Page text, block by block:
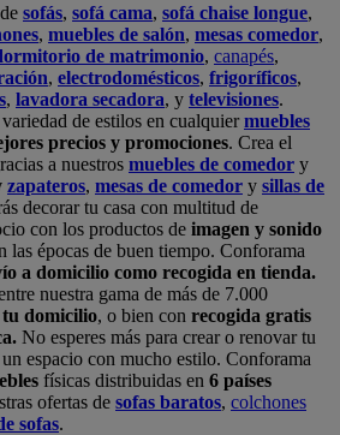
sofás, sofá cama, sofá chaise longue,
, muebles de salón, mesas comedor,
de matrimonio, canapés,
, electrodomésticos, frigoríficos,
, lavadora secadora, y televisiones.
de estilos en cualquiermuebles
precios y promociones. Crea el
a nuestros muebles de comedor y
zapateros, mesas de comedor y sillas de
decorar tu casa con multitud de
con los productos de imagen y sonido
las épocas de buen tiempo. Conforama
a domicilio como recogida en tienda.
nuestra gama de más de 7.000
domicilio, o bien con recogida gratis
No esperes más para crear o renovar tu
espacio con mucho estilo. Conforama
físicas distribuidas en 6 países
ofertas de sofas baratos, colchones
sofas.